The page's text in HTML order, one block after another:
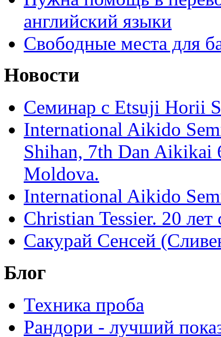
английский языки
Свободные места для
Новости
Семинар с Etsuji Horii
International Aikido
Shihan, 7th Dan
Moldova.
International Aikido
Christian Tessier. 20 лет
Сакурай Сенсей
Блог
Техника проба
Рандори - лучший